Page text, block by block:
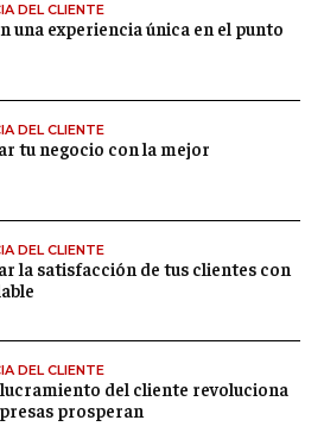
DEL CLIENTE
una experiencia única en el punto
DEL CLIENTE
tu negocio con la mejor
DEL CLIENTE
la satisfacción de tus clientes con
DEL CLIENTE
del cliente revoluciona
prosperan